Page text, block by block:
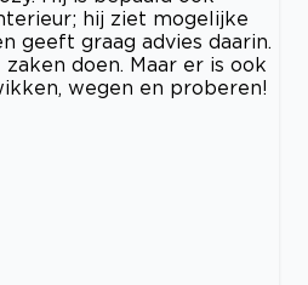
hij ziet mogelijke
geeft graag advies daarin.
doen. Maar er is ook
wegen en proberen!